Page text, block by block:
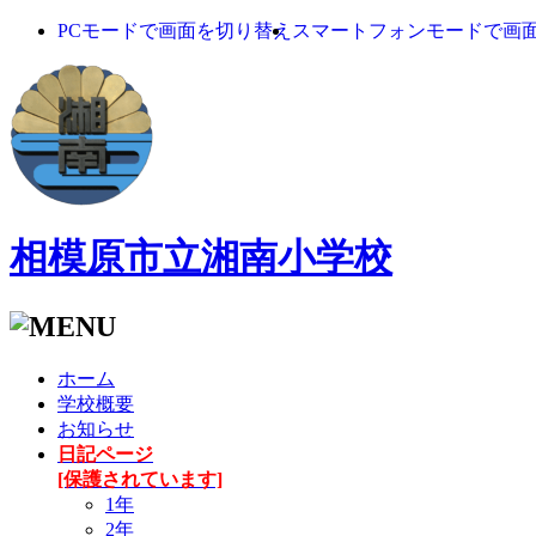
PCモードで画面を切り替え スマートフォンモードで画
相模原市立湘南小学校
ホーム
学校概要
お知らせ
日記ページ
[保護されています]
1年
2年